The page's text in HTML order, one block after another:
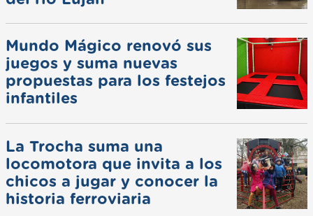
Mundo Mágico renovó sus
juegos y suma nuevas
propuestas para los festejos
infantiles
La Trocha suma una
locomotora que invita a los
chicos a jugar y conocer la
historia ferroviaria